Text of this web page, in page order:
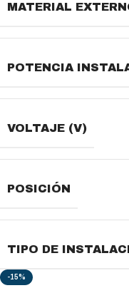
MATERIAL
POTENCIA
VOLTAJE (V)
POSICIÓN
TIPO DE
-15%